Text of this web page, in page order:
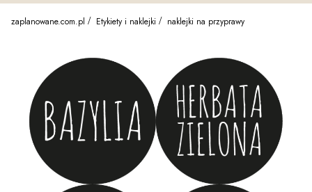
zaplanowane.com.pl Etykiety i naklejki naklejki na przyprawy